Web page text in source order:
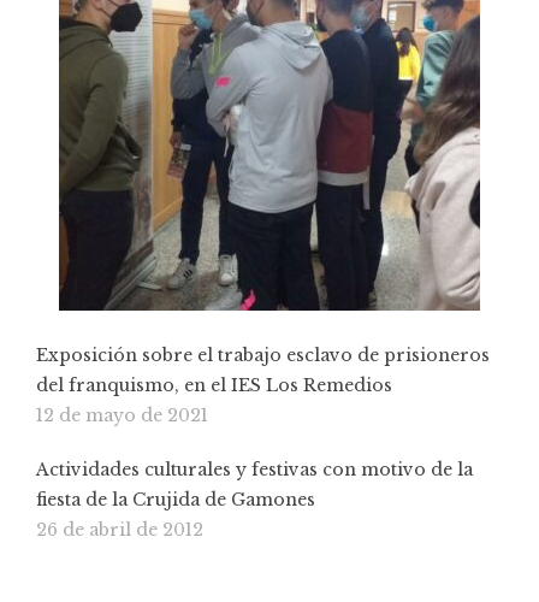
Exposición sobre el trabajo esclavo de prisioneros
del franquismo, en el IES Los Remedios
12 de mayo de 2021
Actividades culturales y festivas con motivo de la
fiesta de la Crujida de Gamones
26 de abril de 2012